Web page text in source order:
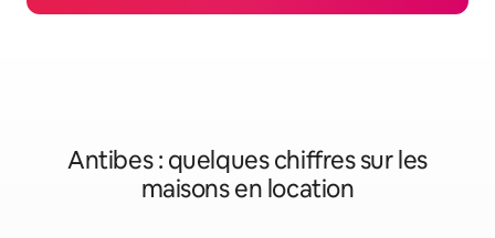
Antibes : quelques chiffres sur les
maisons en location